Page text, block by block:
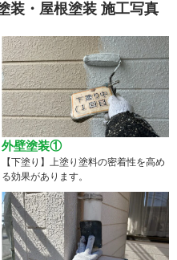
・屋根塗装 施工写真
外壁塗装①
【下塗り】上塗り塗料の密着性を高め
る効果があります。